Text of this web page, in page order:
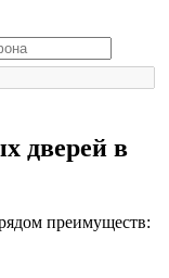
дверей в
преимуществ: